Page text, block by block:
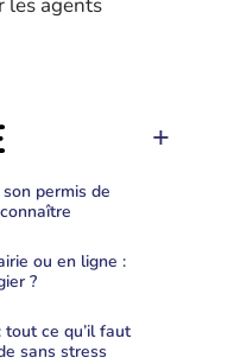
permis de
ou en ligne :
?
ce qu’il faut
sans stress